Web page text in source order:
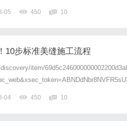
05 450 10
10步标准美缝施工流程
item/
【咖...
04 450 10